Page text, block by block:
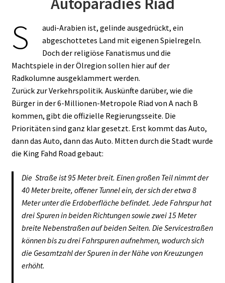
S
audi-Arabien ist, gelinde ausgedrückt, ein
abgeschottetes Land mit eigenen Spielregeln.
Doch der religiöse Fanatismus und die
Machtspiele in der Ölregion sollen hier auf der
Radkolumne ausgeklammert werden.
Zurück zur Verkehrspolitik. Auskünfte darüber, wie die
Bürger in der 6-Millionen-Metropole Riad von A nach B
kommen, gibt die offizielle Regierungsseite. Die
Prioritäten sind ganz klar gesetzt. Erst kommt das Auto,
dann das Auto, dann das Auto. Mitten durch die Stadt wurde
die King Fahd Road gebaut:
Die Straße ist 95 Meter breit. Einen großen Teil nimmt der
40 Meter breite, offener Tunnel ein, der sich der etwa 8
Meter unter die Erdoberfläche befindet. Jede Fahrspur hat
drei Spuren in beiden Richtungen sowie zwei 15 Meter
breite Nebenstraßen auf beiden Seiten. Die Servicestraßen
können bis zu drei Fahrspuren aufnehmen, wodurch sich
die Gesamtzahl der Spuren in der Nähe von Kreuzungen
erhöht.